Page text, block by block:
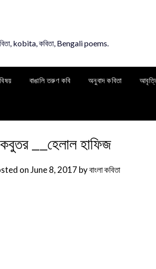
kobita, কবিতা, Bengali poems.
বাঙালি তরুণ কবি অনুবাদ কবিতা
কবুতর __হেলাল হাফিজ
onJune 8, 2017 byবাংলা কবিতা